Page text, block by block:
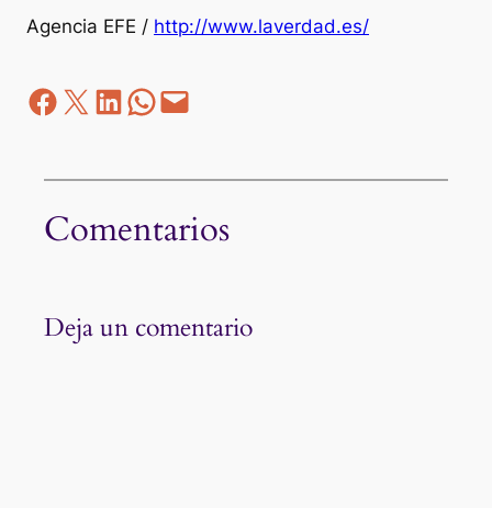
Agencia EFE / http://www.laverdad.es/
Facebook
Z LinkedIn
WhatsApp
correo electrónico
Comentarios
Deja un comentario